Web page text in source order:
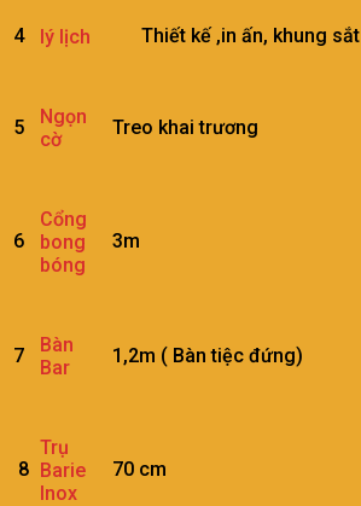
4 lý lịch Thiết kế ,in ấn, khung sắt
5
Ngọn
cờ
Treo khai trương
6
Cổng
bong
bóng
3m
7
Bàn
Bar
1,2m ( Bàn tiệc đứng)
8
Trụ
Barie
Inox
70 cm